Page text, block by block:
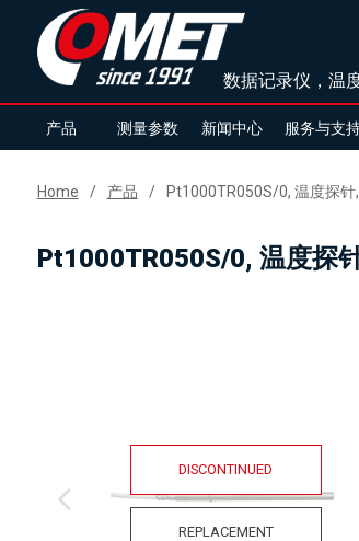
数据记录仪，温
产品 测量参数 新闻中心 服务与支
Home 产品 Pt1000TR050S/0, 温度探针
Pt1000TR050S/0, 温度探
DISCONTINUED
REPLACEMENT